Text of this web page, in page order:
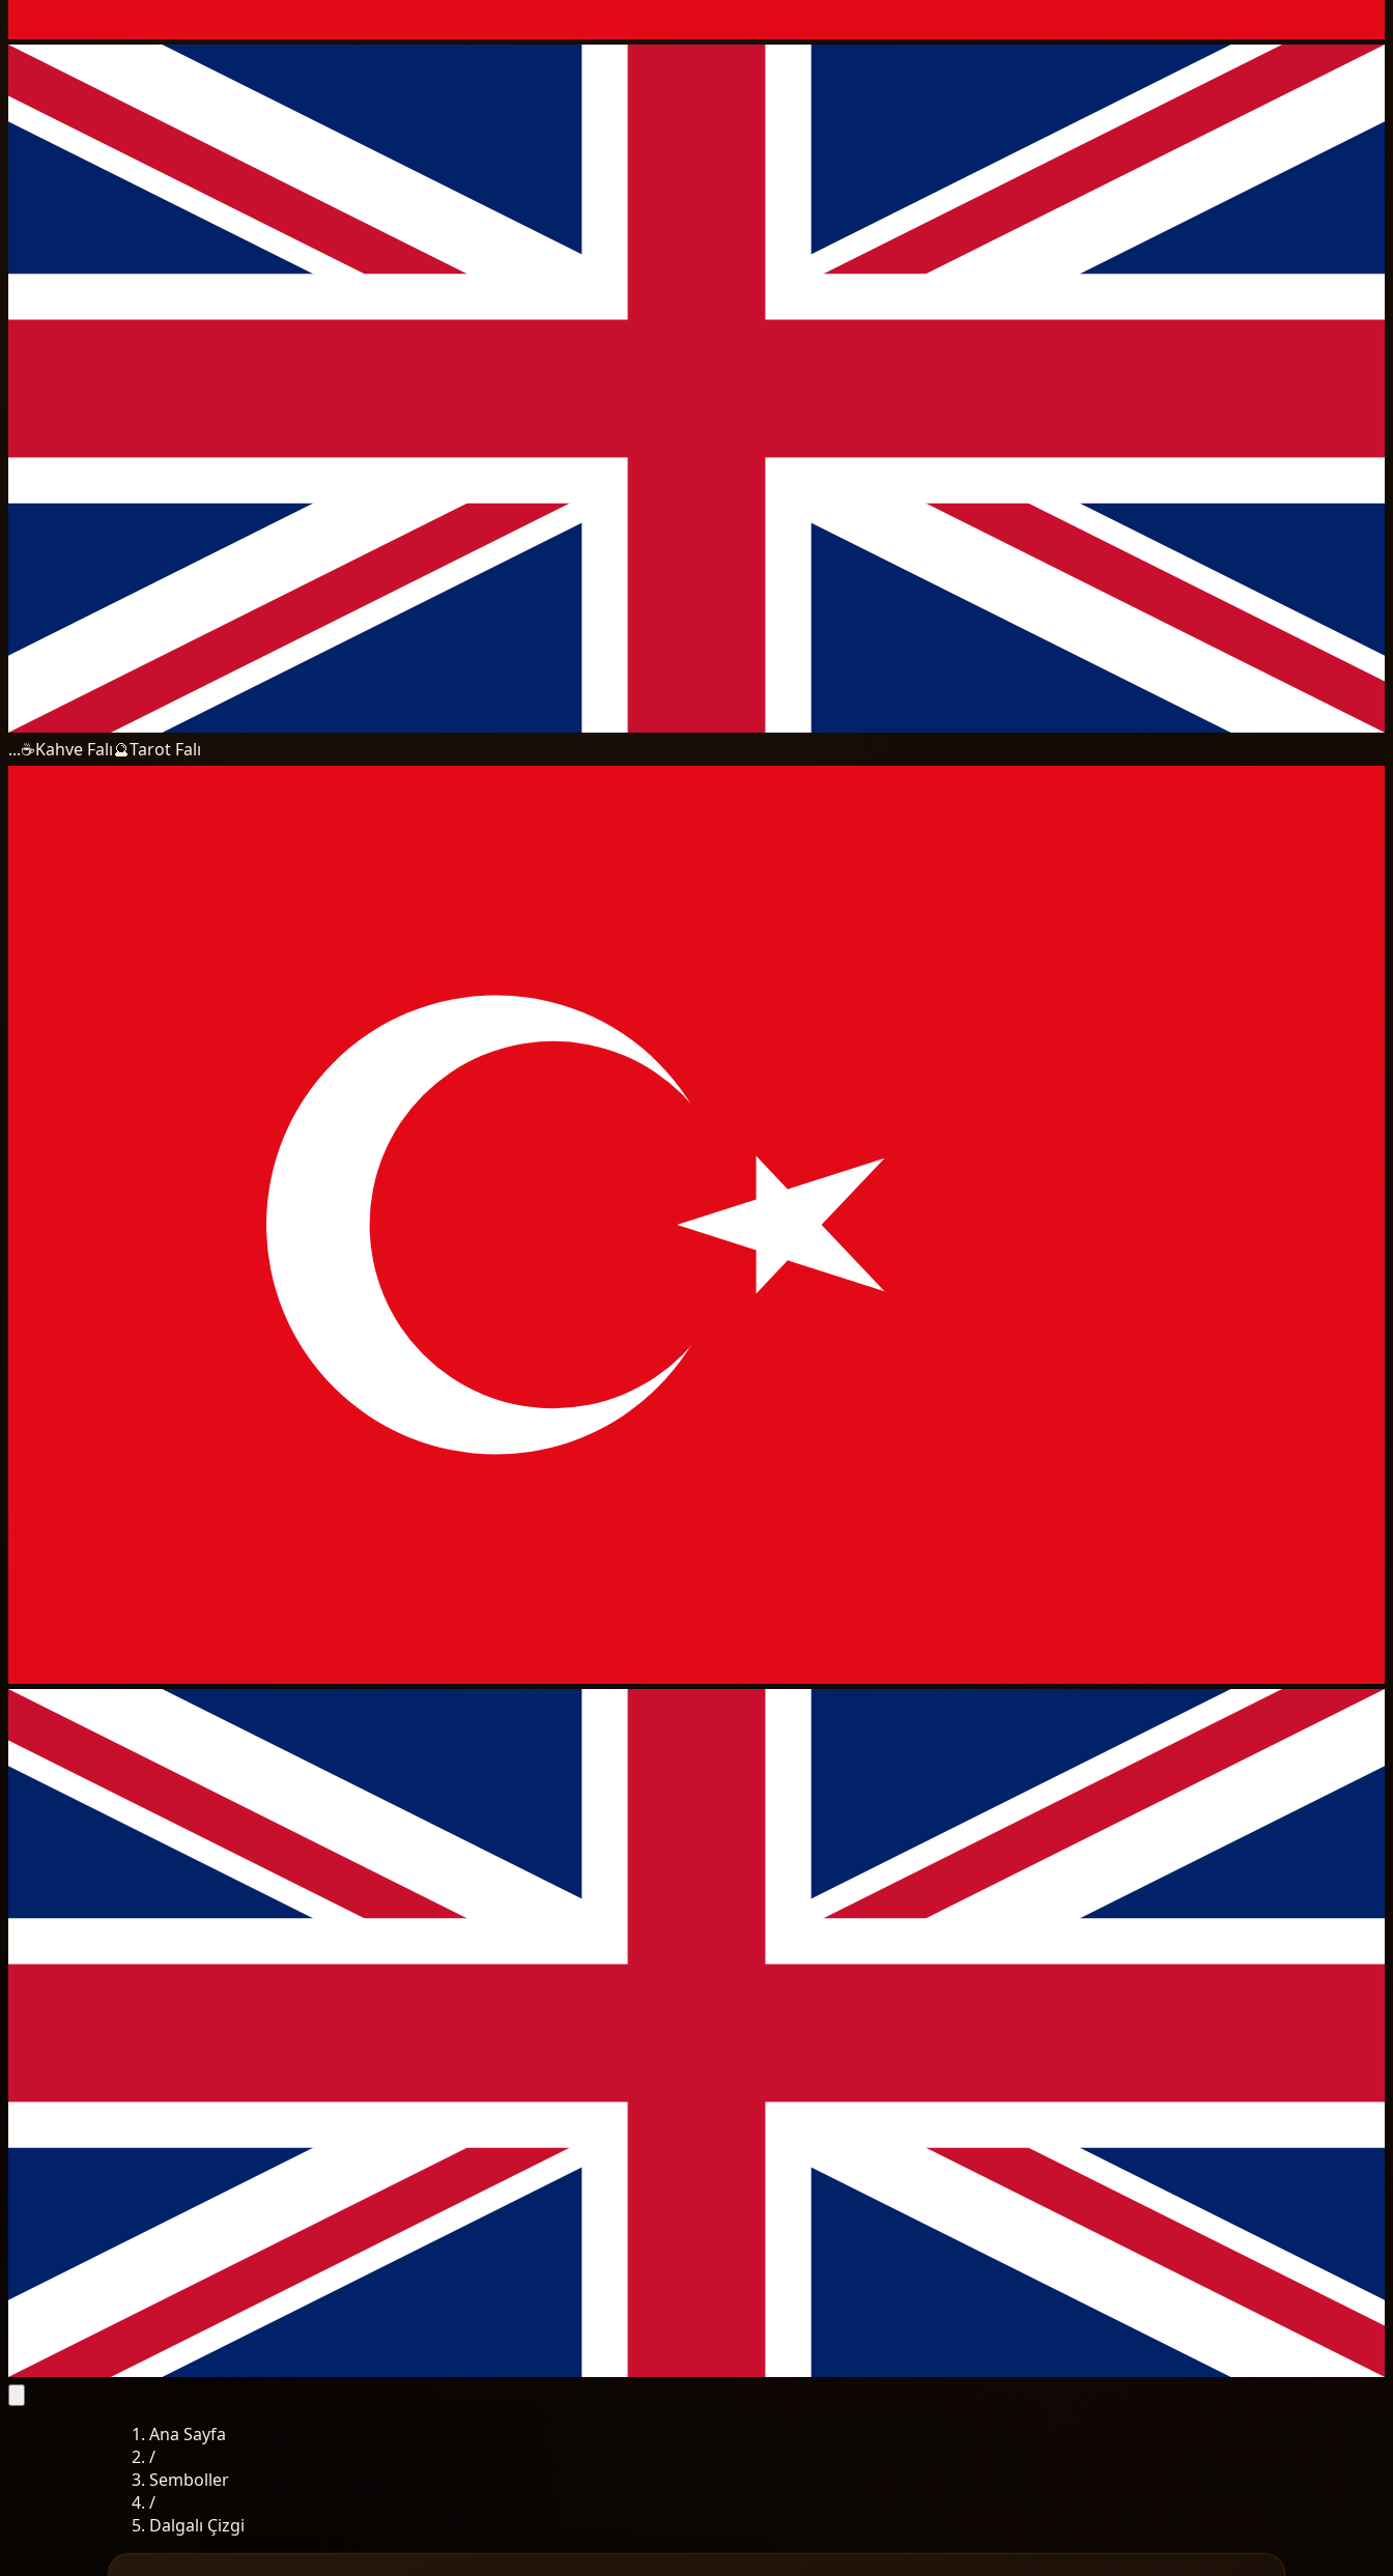
...☕Kahve Falı🔮Tarot Falı
Ana Sayfa
/
Semboller
/
Dalgalı Çizgi